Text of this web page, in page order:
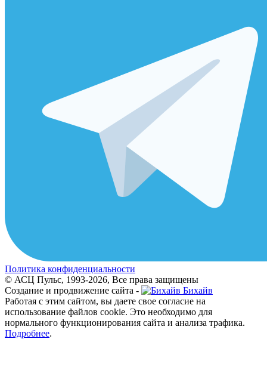
Политика конфиденциальности
© АСЦ Пульс, 1993-2026, Все права защищены
Создание и продвижение сайта -
Бихайв
Работая с этим сайтом, вы даете свое согласие на
использование файлов cookie. Это необходимо для
нормального функционирования сайта и анализа трафика.
Подробнее.